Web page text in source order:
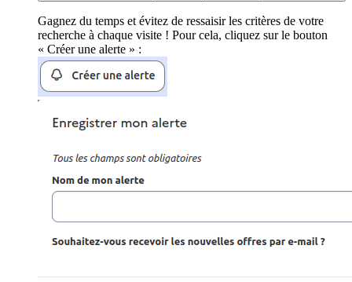
Gagnez du temps et évitez de ressaisir les critères de votre
recherche à chaque visite ! Pour cela, cliquez sur le bouton
« Créer une alerte » :